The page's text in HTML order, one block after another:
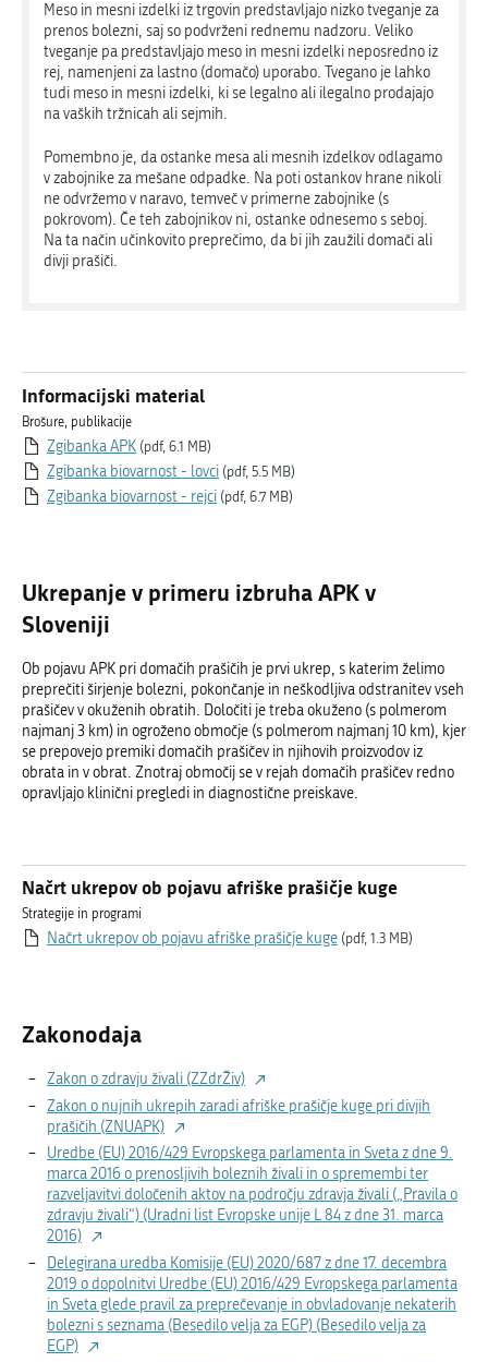
Meso in mesni izdelki iz trgovin predstavljajo nizko tveganje za
prenos bolezni, saj so podvrženi rednemu nadzoru. Veliko
tveganje pa predstavljajo meso in mesni izdelki neposredno iz
rej, namenjeni za lastno (domačo) uporabo. Tvegano je lahko
tudi meso in mesni izdelki, ki se legalno ali ilegalno prodajajo
na vaških tržnicah ali sejmih.
Pomembno je, da ostanke mesa ali mesnih izdelkov odlagamo
v zabojnike za mešane odpadke. Na poti ostankov hrane nikoli
ne odvržemo v naravo, temveč v primerne zabojnike (s
pokrovom). Če teh zabojnikov ni, ostanke odnesemo s seboj.
Na ta način učinkovito preprečimo, da bi jih zaužili domači ali
divji prašiči.
Informacijski material
Brošure, publikacije
Zgibanka APK (pdf, 6.1 MB)
Zgibanka biovarnost - lovci (pdf, 5.5 MB)
Zgibanka biovarnost - rejci (pdf, 6.7 MB)
Ukrepanje v primeru izbruha APK v
Sloveniji
Ob pojavu APK pri domačih prašičih je prvi ukrep, s katerim želimo
preprečiti širjenje bolezni, pokončanje in neškodljiva odstranitev vseh
prašičev v okuženih obratih. Določiti je treba okuženo (s polmerom
najmanj 3 km) in ogroženo območje (s polmerom najmanj 10 km), kjer
se prepovejo premiki domačih prašičev in njihovih proizvodov iz
obrata in v obrat. Znotraj območij se v rejah domačih prašičev redno
opravljajo klinični pregledi in diagnostične preiskave.
Načrt ukrepov ob pojavu afriške prašičje kuge
Strategije in programi
Načrt ukrepov ob pojavu afriške prašičje kuge (pdf, 1.3 MB)
Zakonodaja
Zakon o zdravju živali (ZZdrŽiv)
Zakon o nujnih ukrepih zaradi afriške prašičje kuge pri divjih
prašičih (ZNUAPK)
Uredbe (EU) 2016/429 Evropskega parlamenta in Sveta z dne 9.
marca 2016 o prenosljivih boleznih živali in o spremembi ter
razveljavitvi določenih aktov na področju zdravja živali („Pravila o
zdravju živali“) (Uradni list Evropske unije L 84 z dne 31. marca
2016)
Delegirana uredba Komisije (EU) 2020/687 z dne 17. decembra
2019 o dopolnitvi Uredbe (EU) 2016/429 Evropskega parlamenta
in Sveta glede pravil za preprečevanje in obvladovanje nekaterih
bolezni s seznama (Besedilo velja za EGP) (Besedilo velja za
EGP)